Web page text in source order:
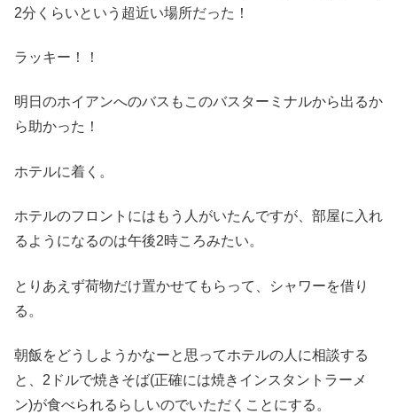
2分くらいという超近い場所だった！
ラッキー！！
明日のホイアンへのバスもこのバスターミナルから出るか
ら助かった！
ホテルに着く。
ホテルのフロントにはもう人がいたんですが、部屋に入れ
るようになるのは午後2時ころみたい。
とりあえず荷物だけ置かせてもらって、シャワーを借り
る。
朝飯をどうしようかなーと思ってホテルの人に相談する
と、2ドルで焼きそば(正確には焼きインスタントラーメ
ン)が食べられるらしいのでいただくことにする。